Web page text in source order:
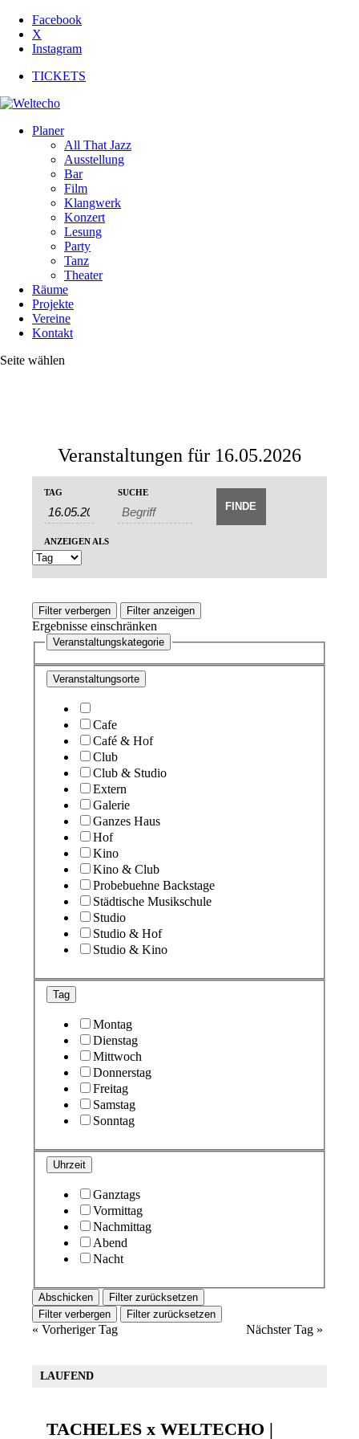
Facebook
X
Instagram
TICKETS
Planer
All That Jazz
Ausstellung
Bar
Film
Klangwerk
Konzert
Lesung
Party
Tanz
Theater
Räume
Projekte
Vereine
Kontakt
Seite wählen
Veranstaltungen für 16.05.2026
Veranstaltungen
Suche
und
Ansichten,
Navigation
TAG SUCHE
Veranstaltung
Ansichten-
ANZEIGEN ALS
Filter verbergen Filter anzeigen
Ergebnisse einschränken
Veranstaltungskategorie
Veranstaltungsorte
Cafe
Café & Hof
Club
Club & Studio
Extern
Galerie
Ganzes Haus
Hof
Kino
Kino & Club
Probebuehne Backstage
Städtische Musikschule
Studio
Studio & Hof
Studio & Kino
Tag
Montag
Dienstag
Mittwoch
Donnerstag
Freitag
Samstag
Sonntag
Uhrzeit
Ganztags
Vormittag
Nachmittag
Abend
Nacht
Filter zurücksetzen
Filter verbergen
Filter zurücksetzen
« Vorheriger Tag Nächster Tag »
LAUFEND
TACHELES x WELTECHO |